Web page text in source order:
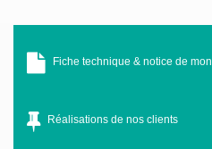
Fiche technique & notice de
Réalisations de nos clients